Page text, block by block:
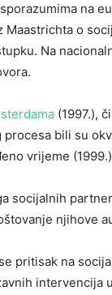
na
o
Na
(1997.),
bili su
vrijeme
socijalnih
njihove
pritisak na
intervencija